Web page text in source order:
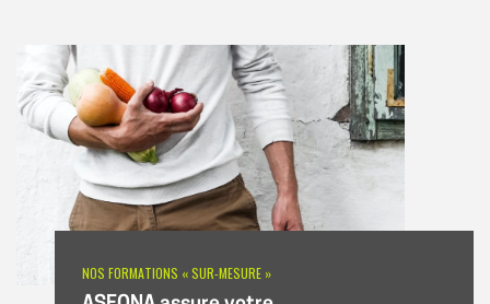
NOS FORMATIONS « SUR-MESURE »